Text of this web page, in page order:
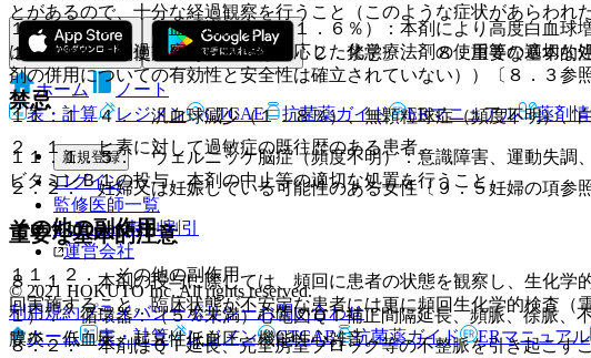
とがあるので、十分な経過観察を行うこと（このような症状があらわ
１．４． 本剤使用にあたっては、「２．禁忌」、「８．重要な基本的
禁忌
２．１． ヒ素に対して過敏症の既往歴のある患者。
２．２． 妊婦又は妊娠している可能性のある女性〔９．５妊婦の項参照
重要な基本的注意
８．１． 本剤の投与に際しては、頻回に患者の状態を観察し、生化学
回実施すること。臨床状態が不安定な患者には更に頻回生化学的検査（
８．２． 本剤はＱＴ延長、完全房室ブロック等の不整脈を引き起こ
１１．１．３． 白血球増加症（１１．６％）：本剤により高度白血球
は、休薬し、経過観察や白血球数に応じた化学療法剤の使用等の適切
剤の併用についての有効性と安全性は確立されていない））〔８．３参照
１１．１．４． 汎血球減少（１．８％）、無顆粒球症（頻度不明）、
１１．１．５． ウェルニッケ脳症（頻度不明）：意識障害、運動失調
ビタミンＢ１の投与、本剤の中止等の適切な処置を行うこと。
その他の副作用
１１．２． その他の副作用
１）． 循環器：（５％未満）心電図ＱＴ補正間隔延長、頻脈、徐脈、
膜炎、低血圧、起立性低血圧、機能性心雑音。
ホーム
ノート
表・計算
レジメン CTCAE 抗菌薬ガイド ERマニュアル 薬剤
新規登録
ログイン
監修医師一覧
UpToDate特別割引
運営会社
© 2021 HOKUTO Inc. All rights reserved.
利用規約プライバシーポリシーお問い合わせ
ホーム
表・計算 レジメン CTCAE 抗菌薬ガイド ERマニュアル